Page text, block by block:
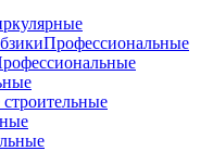
Профессиональные